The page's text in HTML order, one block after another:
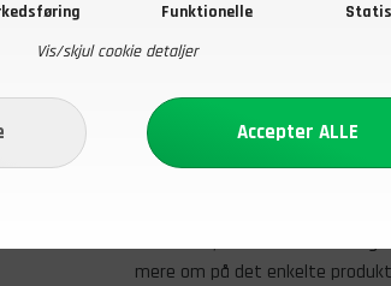
Funktionelle
Vis/skjul cookie detaljer
øvrige
for
bedste,
det, du
Militær
417.dk startede i sin tid som
forsvar, som du kunne bestille
inden for outdoorudstyr og
er stort, hvorfor du har
som varer, der har været i
mere om på det enkelte